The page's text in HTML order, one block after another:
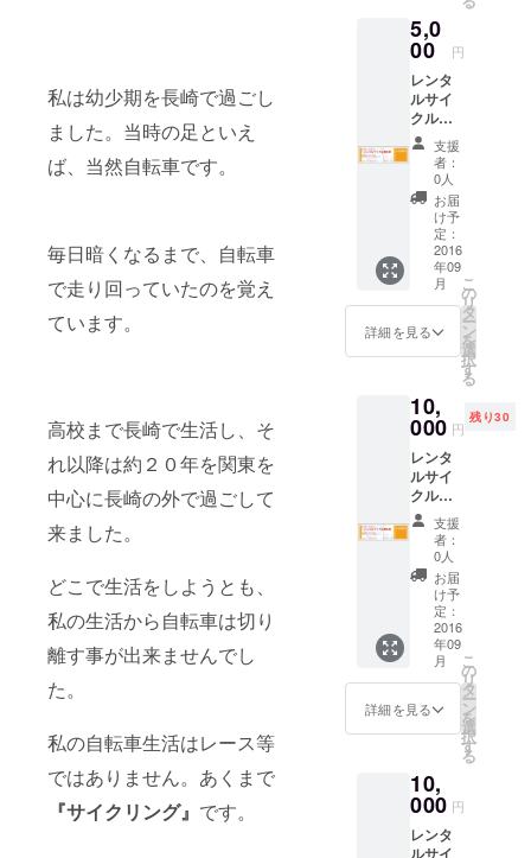
私は幼少期を長崎で過ごし
ました。当時の足といえ
ば、当然自転車です。
毎日暗くなるまで、自転車
で走り回っていたのを覚え
ています。
高校まで長崎で生活し、そ
れ以降は約２０年を関東を
中心に長崎の外で過ごして
来ました。
どこで生活をしようとも、
私の生活から自転車は切り
離す事が出来ませんでし
た。
私の自転車生活はレース等
ではありません。あくまで
『サイクリング』 です。
した。
Mail:s.shimo
27@gmail.co
m
LINE ID：
5,0
00 円
レンタ
ルサイ
クルチ
ケット
の有効
期限は
２０１
７年９
月迄と
させて
頂きま
す。
支援
者：
0人
お届
け予
定：
2016
年09
月
詳細を見る
こ
の
リ
タ
ー
ン
を
選
択
す
る
10,
000 円
残り30
レンタ
ルサイ
クルチ
ケット
の有効
期限は
２０１
７年９
月迄と
させて
頂きま
す。
支援
者：
0人
お届
け予
定：
2016
年09
月
詳細を見る
こ
の
リ
タ
ー
ン
を
選
択
す
る
10,
000 円
レンタ
ルサイ